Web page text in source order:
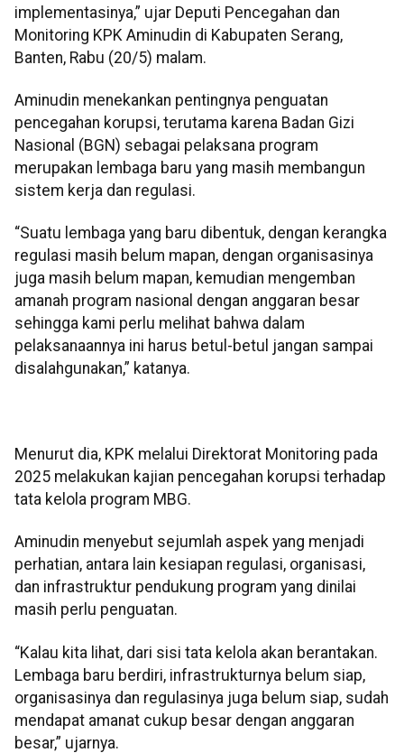
implementasinya,” ujar Deputi Pencegahan dan
Monitoring KPK Aminudin di Kabupaten Serang,
Banten, Rabu (20/5) malam.
Aminudin menekankan pentingnya penguatan
pencegahan korupsi, terutama karena Badan Gizi
Nasional (BGN) sebagai pelaksana program
merupakan lembaga baru yang masih membangun
sistem kerja dan regulasi.
“Suatu lembaga yang baru dibentuk, dengan kerangka
regulasi masih belum mapan, dengan organisasinya
juga masih belum mapan, kemudian mengemban
amanah program nasional dengan anggaran besar
sehingga kami perlu melihat bahwa dalam
pelaksanaannya ini harus betul-betul jangan sampai
disalahgunakan,” katanya.
Menurut dia, KPK melalui Direktorat Monitoring pada
2025 melakukan kajian pencegahan korupsi terhadap
tata kelola program MBG.
Aminudin menyebut sejumlah aspek yang menjadi
perhatian, antara lain kesiapan regulasi, organisasi,
dan infrastruktur pendukung program yang dinilai
masih perlu penguatan.
“Kalau kita lihat, dari sisi tata kelola akan berantakan.
Lembaga baru berdiri, infrastrukturnya belum siap,
organisasinya dan regulasinya juga belum siap, sudah
mendapat amanat cukup besar dengan anggaran
besar,” ujarnya.